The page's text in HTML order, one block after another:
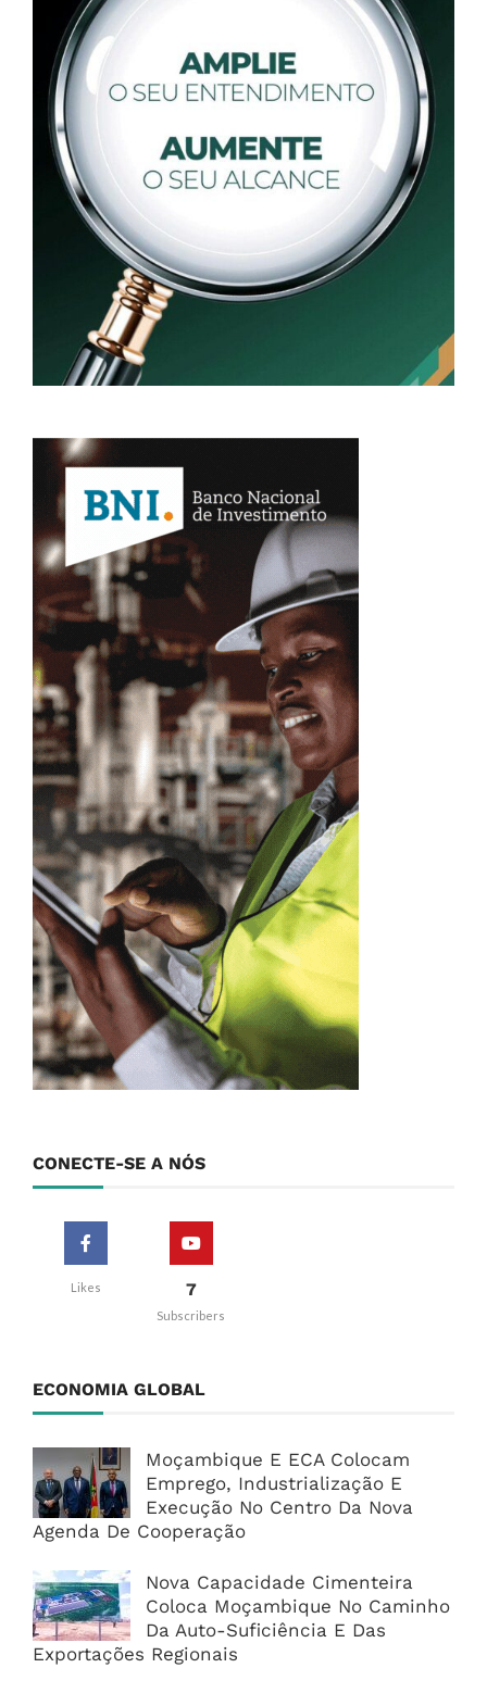
CONECTE-SE A NÓS
Likes 7
Subscribers
ECONOMIA GLOBAL
Moçambique E ECA Colocam
Emprego, Industrialização E
Execução No Centro Da Nova
Agenda De Cooperação
Nova Capacidade Cimenteira
Coloca Moçambique No Caminho
Da Auto-Suficiência E Das
Exportações Regionais